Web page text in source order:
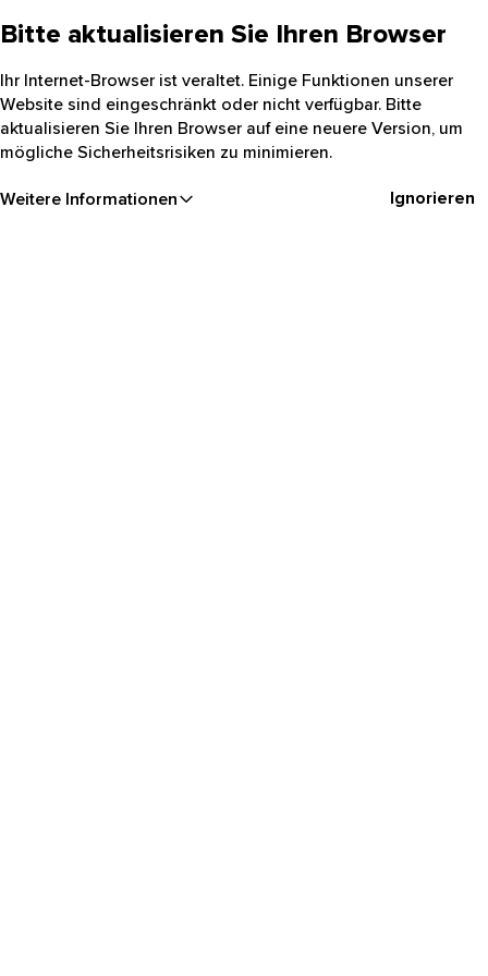
Bitte aktualisieren Sie Ihren Browser
Ihr Internet-Browser ist veraltet. Einige Funktionen unserer
Website sind eingeschränkt oder nicht verfügbar. Bitte
aktualisieren Sie Ihren Browser auf eine neuere Version, um
mögliche Sicherheitsrisiken zu minimieren.
Weitere Informationen Ignorieren